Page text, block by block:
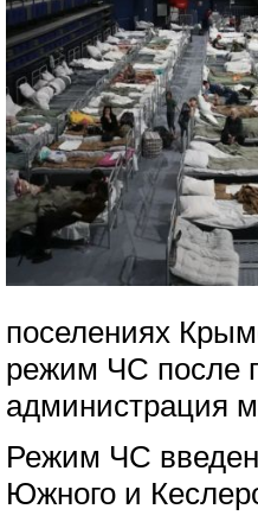
поселениях
режим ЧС после
администрация
Режим ЧС введен
Южного и